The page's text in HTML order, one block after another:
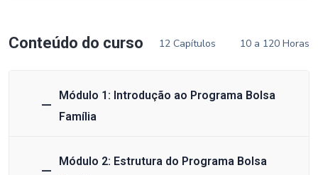
Conteúdo do curso 12 Capítulos 10 a 120 Horas
Módulo 1: Introdução ao Programa Bolsa
Família
Módulo 2: Estrutura do Programa Bolsa